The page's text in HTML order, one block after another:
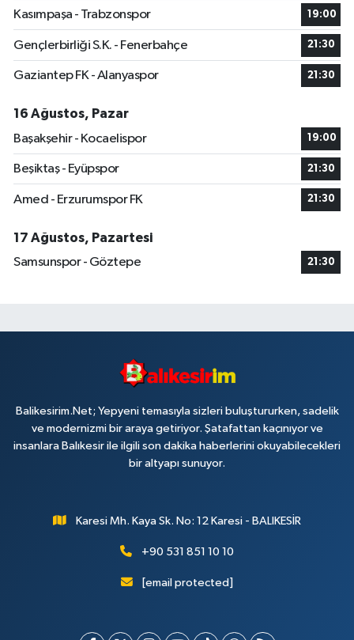
Kasımpaşa - Trabzonspor 19:00
Gençlerbirliği S.K. - Fenerbahçe 21:30
Gaziantep FK - Alanyaspor 21:30
16 Ağustos, Pazar
Başakşehir - Kocaelispor
19:00
Beşiktaş - Eyüpspor 21:30
Amed - Erzurumspor FK 21:30
17 Ağustos, Pazartesi
Samsunspor - Göztepe
21:30
Balikesirim.Net; Yepyeni temasıyla sizleri buluştururken, sadelik
ve modernizmi bir araya getiriyor. Şatafattan kaçınıyor ve
insanlara Balıkesir ile ilgili son dakika haberlerini okuyabilecekleri
bir altyapı sunuyor.
Karesi Mh. Kaya Sk. No: 12 Karesi - BALIKESİR
+90 531 851 10 10
[email protected]